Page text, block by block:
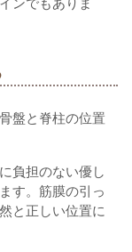
盤と脊柱の位置
負担のない優し
す。筋膜の引っ
と正しい位置に